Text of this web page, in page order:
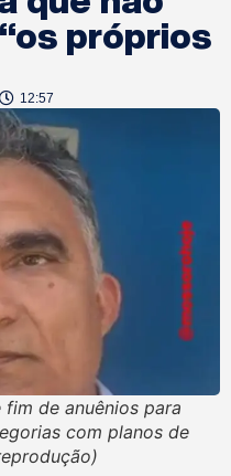
próprios
12:57
de anuênios para
com planos de